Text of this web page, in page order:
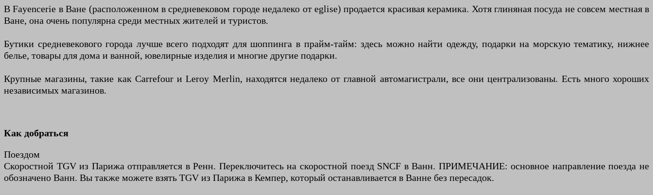
В Fayencerie в Ване (расположенном в средневековом городе недалеко от eglise) продается красивая керамика. Хотя глиняная посуда не совсем местная в
Ване, она очень популярна среди местных жителей и туристов.
Бутики средневекового города лучше всего подходят для шоппинга в прайм-тайм: здесь можно найти одежду, подарки на морскую тематику, нижнее
белье, товары для дома и ванной, ювелирные изделия и многие другие подарки.
Крупные магазины, такие как Carrefour и Leroy Merlin, находятся недалеко от главной автомагистрали, все они централизованы. Есть много хороших
независимых магазинов.
Как добраться
Поездом
Скоростной TGV из Парижа отправляется в Ренн. Переключитесь на скоростной поезд SNCF в Ванн. ПРИМЕЧАНИЕ: основное направление поезда не
обозначено Ванн. Вы также можете взять TGV из Парижа в Кемпер, который останавливается в Ванне без пересадок.